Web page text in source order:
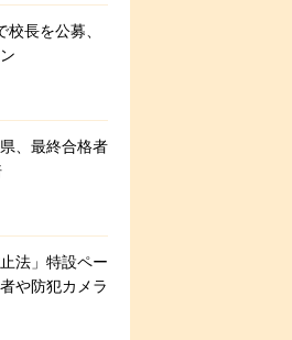
長を公募、
、最終合格者
法」特設ペー
や防犯カメラ